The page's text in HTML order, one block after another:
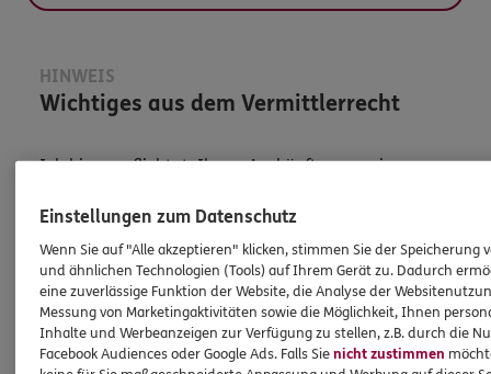
HINWEIS
Wichtiges aus dem Vermittlerrecht
Ich bin verpflichtet, Ihnen Auskünfte zu meiner
sowie auch gesetzliche Regelungen halten mich
dazu an. Ich biete Beratung an, für die
Versicherungsvermittlung erhalte ich Provision,
ferner sonstige Zuwendungen.
Mehr Informationen
Einstellungen zum Datenschutz
Wenn Sie auf "Alle akzeptieren" klicken, stimmen Sie der Speicherung
und ähnlichen Technologien (Tools) auf Ihrem Gerät zu. Dadurch
eine zuverlässige Funktion der Website, die Analyse der
Messung von Marketingaktivitäten sowie die Möglichkeit, Ihnen
Inhalte und Werbeanzeigen zur Verfügung zu stellen, z.B. durch die
Facebook Audiences oder Google Ads. Falls Sienicht zustimmen